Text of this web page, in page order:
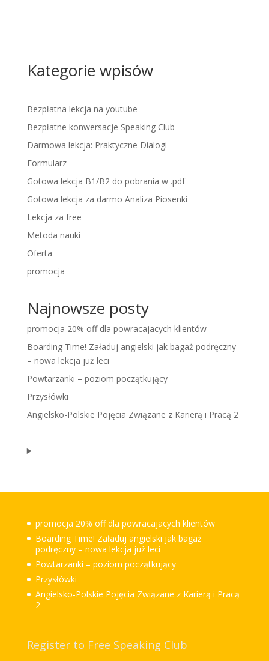
Kategorie wpisów
Bezpłatna lekcja na youtube
Bezpłatne konwersacje Speaking Club
Darmowa lekcja: Praktyczne Dialogi
Formularz
Gotowa lekcja B1/B2 do pobrania w .pdf
Gotowa lekcja za darmo Analiza Piosenki
Lekcja za free
Metoda nauki
Oferta
promocja
Najnowsze posty
promocja 20% off dla powracajacych klientów
Boarding Time! Załaduj angielski jak bagaż podręczny
– nowa lekcja już leci
Powtarzanki – poziom początkujący
Przysłówki
Angielsko-Polskie Pojęcia Związane z Karierą i Pracą 2
promocja 20% off dla powracajacych klientów
Boarding Time! Załaduj angielski jak bagaż
podręczny – nowa lekcja już leci
Powtarzanki – poziom początkujący
Przysłówki
Angielsko-Polskie Pojęcia Związane z Karierą i Pracą
2
Register to Free Speaking Club